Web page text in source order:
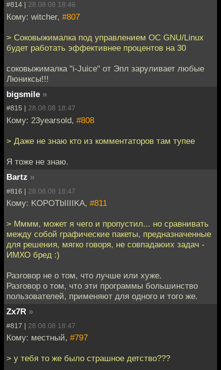
#814 | 28.08.08 18:46
Кому: witcher, #807
> Соковыжималка под управлением ОС GNU/Linux
будет работать эффективнее процентов на 30
соковыжималка "i-Juice" от Эпл заруливает любые
Люниксы!!!
bigsmile »
#815 | 28.08.08 18:47
Кому: 23yearsold, #808
> Даже не знаю кто из комментаторов там тупее
Я тоже не знаю.
Bartz »
#816 | 28.08.08 18:47
Кому: KOPOTbIIIIKA, #811
> Мммм, может я чего и пропустил... но сравнивать
между собой графические пакеты, предназначенные
для решения, мягко говоря, не совпадаюих задач -
ИМХО бред :)
Разговор не о том, что лучше или хуже.
Разговор о том, что эти программы большинство
пользователей, применяют для одного и того же.
Zx7R »
#817 | 28.08.08 18:47
Кому: местный, #797
> у тебя то же было страшное детство???